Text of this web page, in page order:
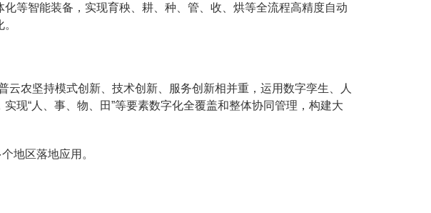
等智能装备，实现育秧、耕、种、管、收、烘等全流程高精度自动
农坚持模式创新、技术创新、服务创新相并重，运用数字孪生、人
现“人、事、物、田”等要素数字化全覆盖和整体协同管理，构建大
地区落地应用。